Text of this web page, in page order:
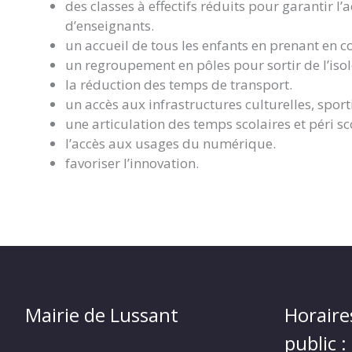
des classes à effectifs réduits pour garantir
d’enseignants.
un accueil de tous les enfants en prenant en
un regroupement en pôles pour sortir de
la réduction des temps de transport.
un accès aux infrastructures culturelles,
une articulation des temps scolaires et péri
l’accès aux usages du numérique.
favoriser l’innovation.
Mairie de Lussant
public :